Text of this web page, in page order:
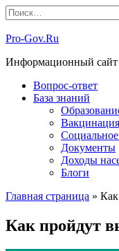
Перейти
к
содержанию
Search
for:
Pro-Gov.Ru
Информационный сайт
Вопрос-ответ
База знаний
Вакцинация
Документы
Доходы
Блоги
Главная страница »
Как пройдут